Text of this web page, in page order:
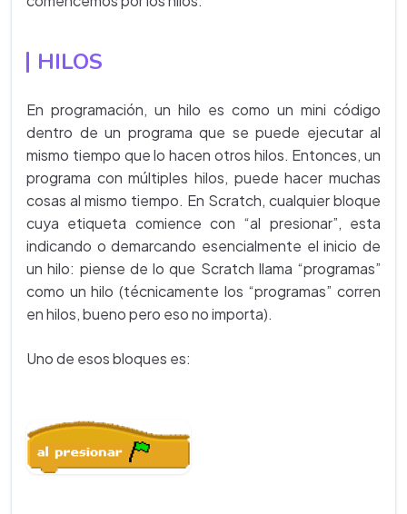
HILOS
En programación, un hilo es como un mini código
dentro de un programa que se puede ejecutar al
mismo tiempo que lo hacen otros hilos. Entonces, un
programa con múltiples hilos, puede hacer muchas
cosas al mismo tiempo. En Scratch, cualquier bloque
cuya etiqueta comience con “al presionar”, esta
indicando o demarcando esencialmente el inicio de
un hilo: piense de lo que Scratch llama “programas”
como un hilo (técnicamente los “programas” corren
en hilos, bueno pero eso no importa).
Uno de esos bloques es: